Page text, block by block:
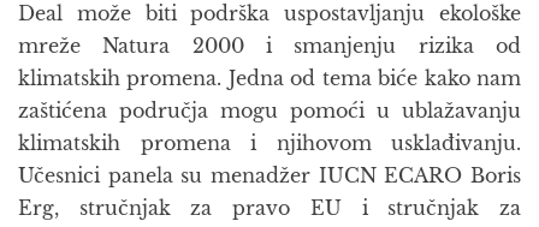
Deal može biti podrška uspostavljanju ekološke
mreže Natura 2000 i smanjenju rizika od
klimatskih promena. Jedna od tema biće kako nam
zaštićena područja mogu pomoći u ublažavanju
klimatskih promena i njihovom usklađivanju.
Učesnici panela su menadžer IUCN ECARO Boris
Erg, stručnjak za pravo EU i stručnjak za